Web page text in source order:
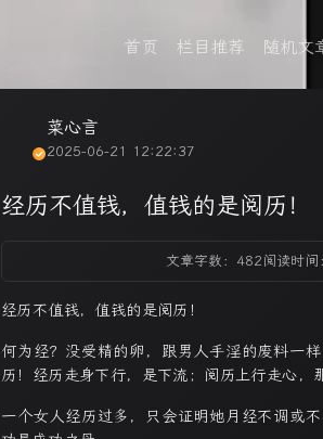
首页 栏目推荐 随机文
菜心言
2025-06-21 12:22:37
经历不值钱，值钱的是阅历！
文章字数：482 阅读时
经历不值钱，值钱的是阅历！
何为经？没受精的卵，跟男人手淫的废料一
历！经历走身下行，是下流；阅历上行走心，
一个女人经历过多，只会证明她月经不调或